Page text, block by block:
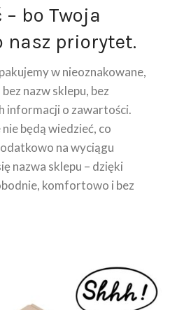
bo Twoja
nasz priorytet.
w nieoznakowane,
nazw sklepu, bez
informacji o zawartości.
będą wiedzieć, co
na wyciągu
nazwa sklepu – dzięki
komfortowo i bez